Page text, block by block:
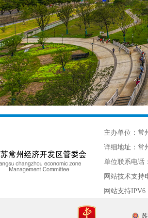
主办单位：常
详细地址：
单位联系电话
网站技术支持
网站支持